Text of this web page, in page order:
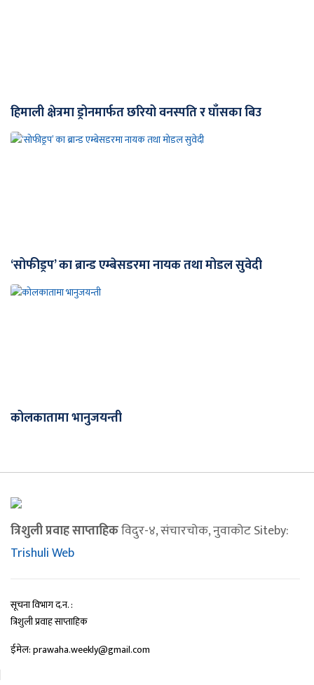
हिमाली क्षेत्रमा ड्रोनमार्फत छरियो वनस्पति र घाँसका बिउ
‘सोफीड्रप’ का ब्रान्ड एम्बेसडरमा नायक तथा मोडल सुवेदी
कोलकातामा भानुजयन्ती
त्रिशुली प्रवाह साप्ताहिकविदुर-४, संचारचोक, नुवाकोट Siteby:
Trishuli Web
सूचना विभाग द.न. :
त्रिशुली प्रवाह साप्ताहिक
ईमेल: prawaha.weekly@gmail.com